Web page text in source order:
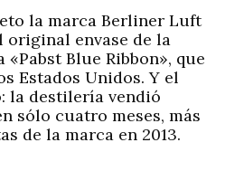
la marca Berliner Luft
original envase de la
«Pabst Blue Ribbon», que
Estados Unidos. Y el
la destilería vendió
sólo cuatro meses, más
de la marca en 2013.